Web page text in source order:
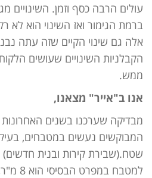
עולים הרבה כסף וזמן. השינויים
ברמת הגימור ואז השינוי הוא לא
אלה גם שינוי הקיים שזה עתה
הקבלניות השינויים שעושים
ממש.
אנו ב"אייר" מצאנו,
מבדיקה שערכנו בשנים האחרונות
המבוקשים נעשים במטבחים,
שטח.(שבירת קירות ובנית חדשים)
למטבח